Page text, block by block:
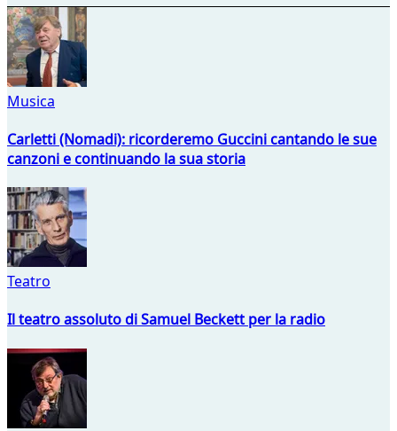
Musica
Carletti (Nomadi): ricorderemo Guccini cantando le sue
canzoni e continuando la sua storia
Teatro
Il teatro assoluto di Samuel Beckett per la radio